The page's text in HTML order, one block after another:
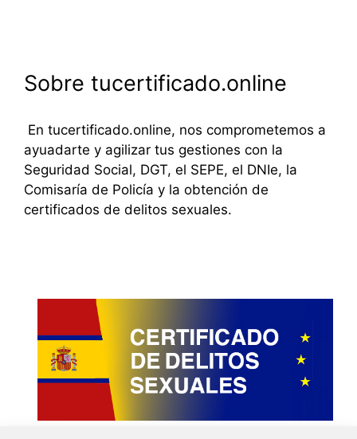
Sobre tucertificado.online
En tucertificado.online, nos comprometemos a
ayuadarte y agilizar tus gestiones con la
Seguridad Social, DGT, el SEPE, el DNIe, la
Comisaría de Policía y la obtención de
certificados de delitos sexuales.